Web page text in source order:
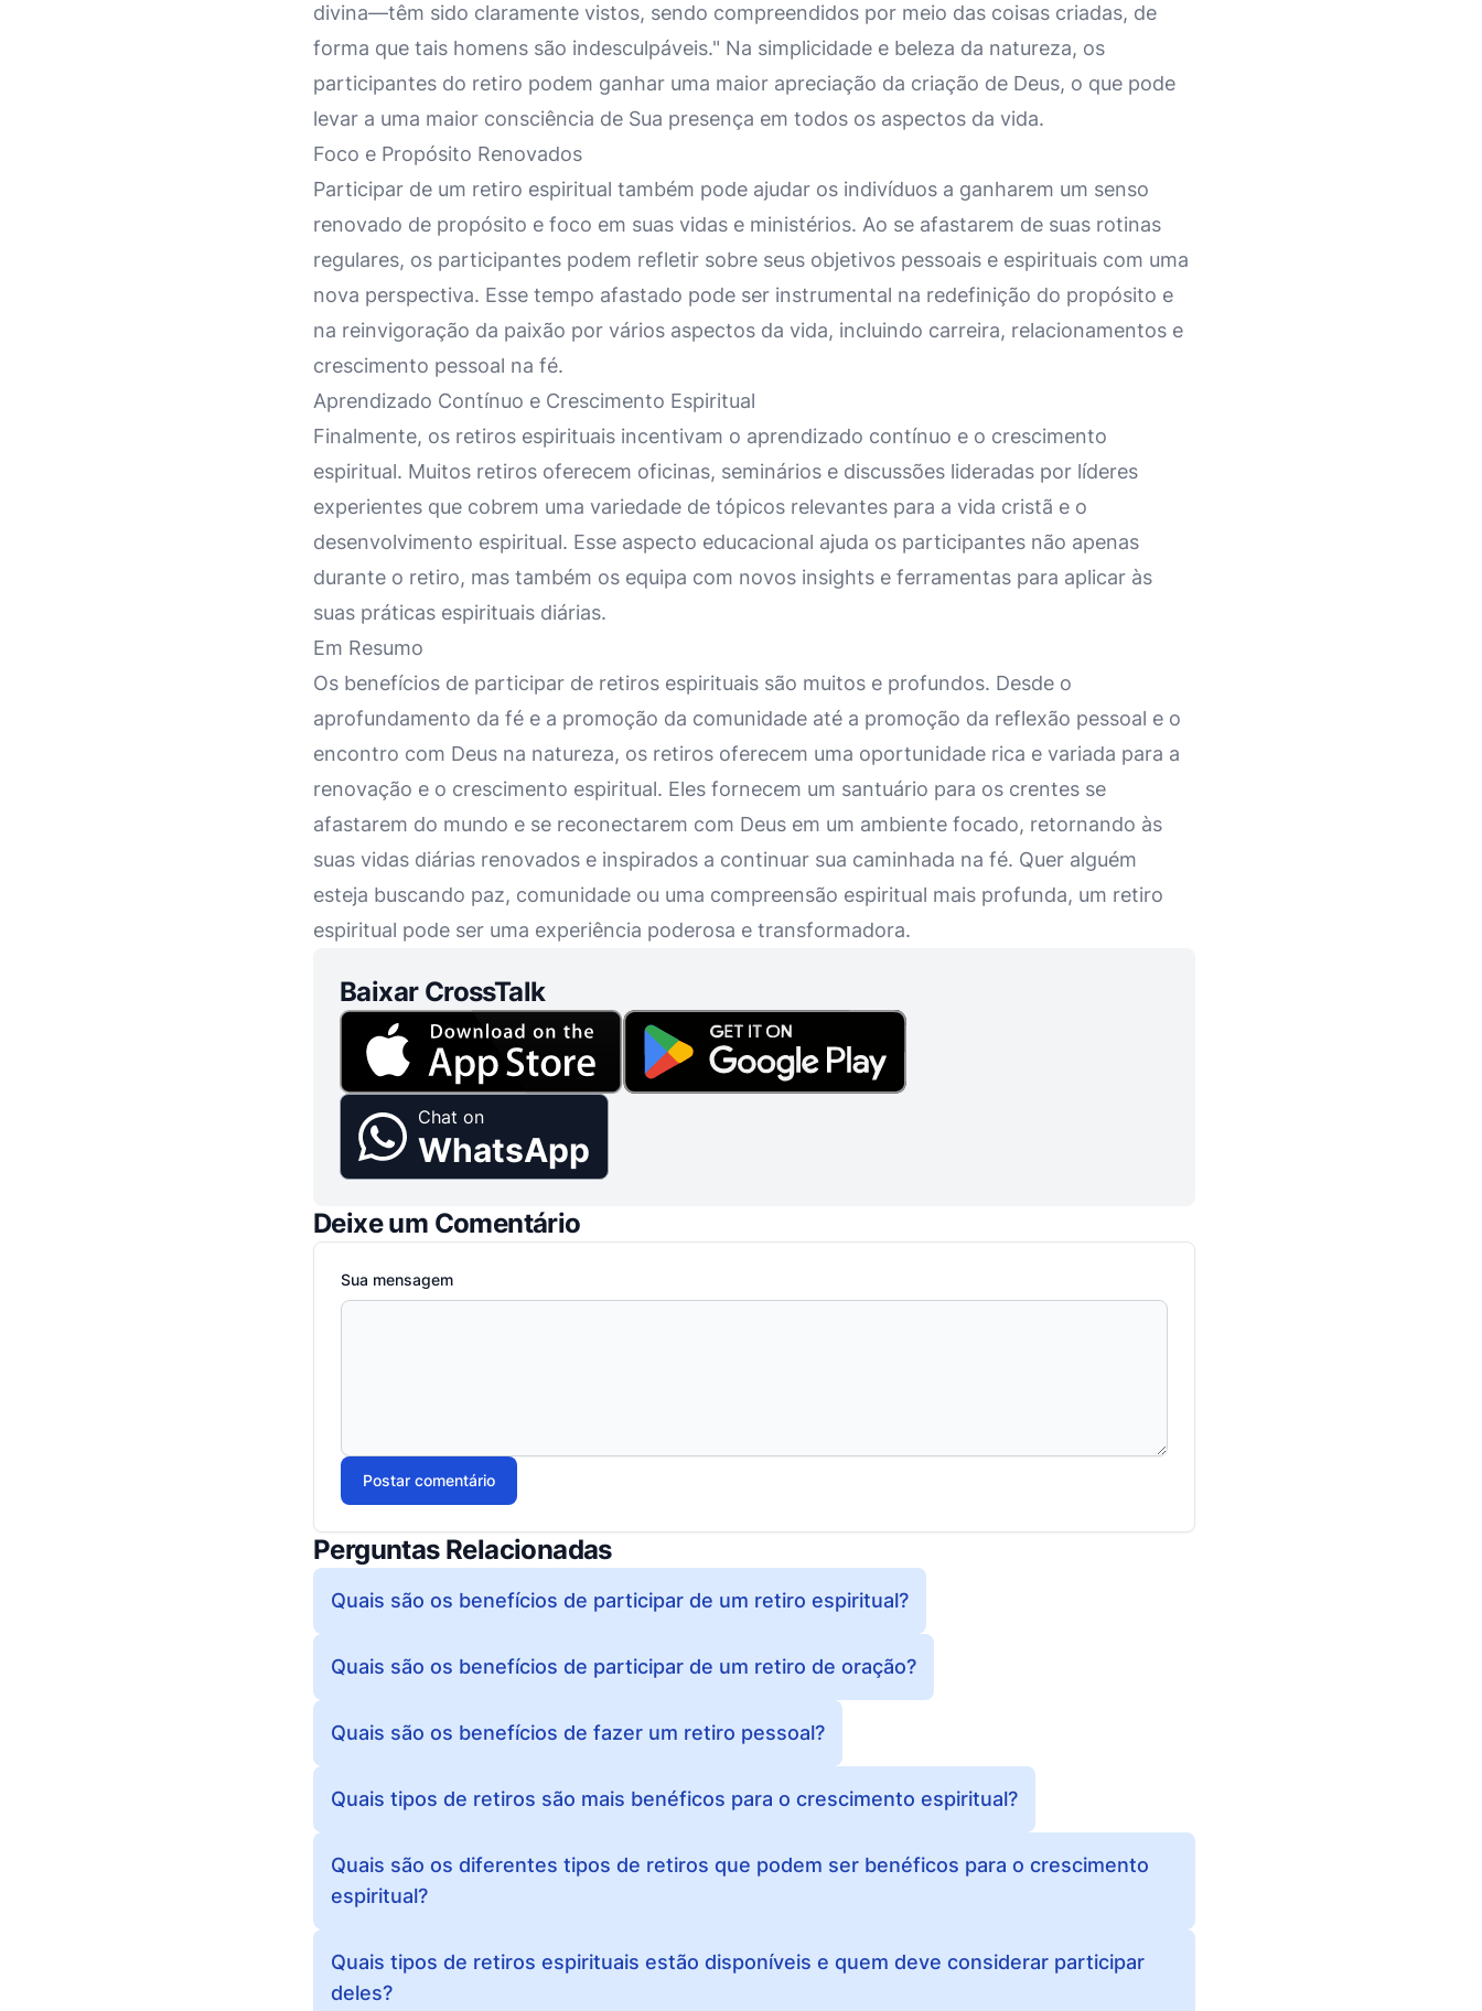
divina—têm sido claramente vistos, sendo compreendidos por meio das coisas criadas, de
forma que tais homens são indesculpáveis." Na simplicidade e beleza da natureza, os
participantes do retiro podem ganhar uma maior apreciação da criação de Deus, o que pode
levar a uma maior consciência de Sua presença em todos os aspectos da vida.
Foco e Propósito Renovados
Participar de um retiro espiritual também pode ajudar os indivíduos a ganharem um senso
renovado de propósito e foco em suas vidas e ministérios. Ao se afastarem de suas rotinas
regulares, os participantes podem refletir sobre seus objetivos pessoais e espirituais com uma
nova perspectiva. Esse tempo afastado pode ser instrumental na redefinição do propósito e
na reinvigoração da paixão por vários aspectos da vida, incluindo carreira, relacionamentos e
crescimento pessoal na fé.
Aprendizado Contínuo e Crescimento Espiritual
Finalmente, os retiros espirituais incentivam o aprendizado contínuo e o crescimento
espiritual. Muitos retiros oferecem oficinas, seminários e discussões lideradas por líderes
experientes que cobrem uma variedade de tópicos relevantes para a vida cristã e o
desenvolvimento espiritual. Esse aspecto educacional ajuda os participantes não apenas
durante o retiro, mas também os equipa com novos insights e ferramentas para aplicar às
suas práticas espirituais diárias.
Em Resumo
Os benefícios de participar de retiros espirituais são muitos e profundos. Desde o
aprofundamento da fé e a promoção da comunidade até a promoção da reflexão pessoal e o
encontro com Deus na natureza, os retiros oferecem uma oportunidade rica e variada para a
renovação e o crescimento espiritual. Eles fornecem um santuário para os crentes se
afastarem do mundo e se reconectarem com Deus em um ambiente focado, retornando às
suas vidas diárias renovados e inspirados a continuar sua caminhada na fé. Quer alguém
esteja buscando paz, comunidade ou uma compreensão espiritual mais profunda, um retiro
espiritual pode ser uma experiência poderosa e transformadora.
Baixar CrossTalk
Chat on
WhatsApp
Deixe um Comentário
Sua mensagem
Postar comentário
Perguntas Relacionadas
Quais são os benefícios de participar de um retiro espiritual?
Quais são os benefícios de participar de um retiro de oração?
Quais são os benefícios de fazer um retiro pessoal?
Quais tipos de retiros são mais benéficos para o crescimento espiritual?
Quais são os diferentes tipos de retiros que podem ser benéficos para o crescimento
espiritual?
Quais tipos de retiros espirituais estão disponíveis e quem deve considerar participar
deles?